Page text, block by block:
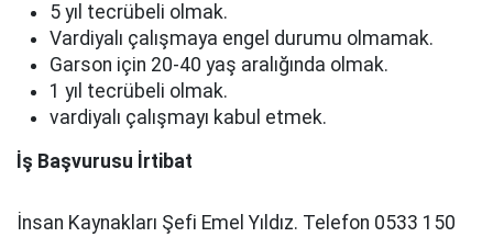
5 yıl tecrübeli olmak.
Vardiyalı çalışmaya engel durumu olmamak.
Garson için 20-40 yaş aralığında olmak.
1 yıl tecrübeli olmak.
vardiyalı çalışmayı kabul etmek.
İş Başvurusu İrtibat
İnsan Kaynakları Şefi Emel Yıldız. Telefon 0533 150